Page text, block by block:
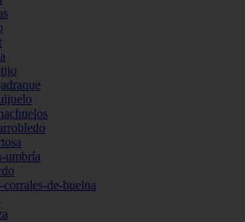
umbría
de-buelna